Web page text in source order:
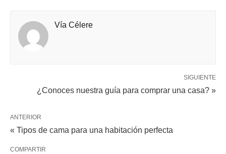
Vía Célere
SIGUIENTE
¿Conoces nuestra guía para comprar una casa? »
ANTERIOR
« Tipos de cama para una habitación perfecta
COMPARTIR